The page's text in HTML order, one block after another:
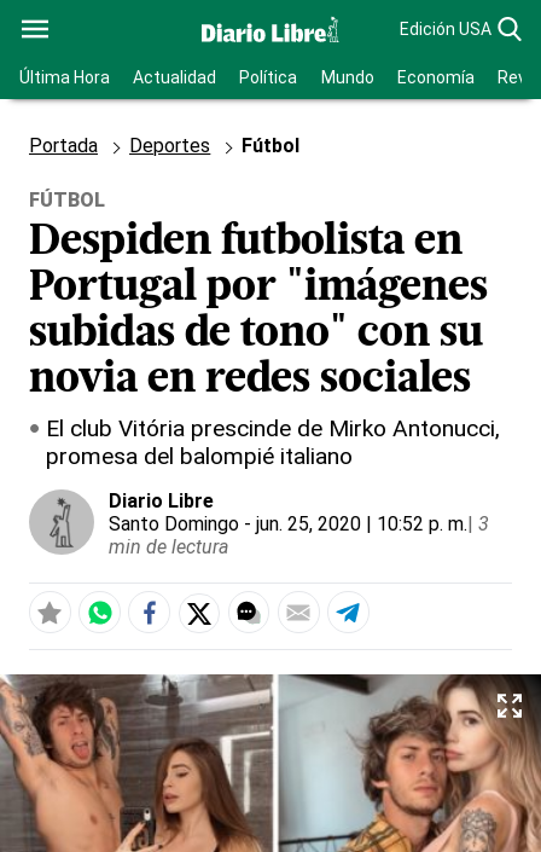
Edición USA
Última Hora Actualidad Política Mundo Economía
Portada Deportes Fútbol
FÚTBOL
Despiden futbolista en
Portugal por "imágenes
subidas de tono" con su
novia en redes sociales
El club Vitória prescinde de Mirko Antonucci,
promesa del balompié italiano
Diario Libre
Santo Domingo - jun. 25, 2020 | 10:52 p. m.| 3
min de lectura